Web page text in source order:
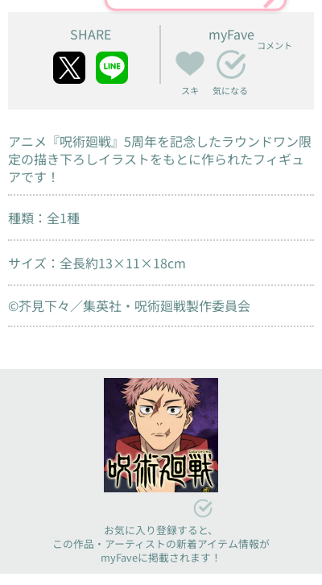
SHARE myFave
スキ 気になる
コメント
アニメ『呪術廻戦』5周年を記念したラウンドワン限
定の描き下ろしイラストをもとに作られたフィギュ
アです！
種類：全1種
サイズ：全長約13×11×18cm
©芥見下々／集英社・呪術廻戦製作委員会
お気に入り登録すると、
この作品・アーティストの新着アイテム情報が
myFaveに掲載されます！